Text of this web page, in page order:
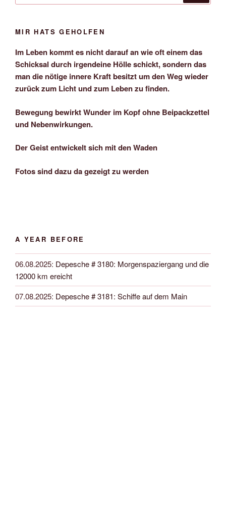
MIR HATS GEHOLFEN
Im Leben kommt es nicht darauf an wie oft einem das
Schicksal durch irgendeine Hölle schickt, sondern das
man die nötige innere Kraft besitzt um den Weg wieder
zurück zum Licht und zum Leben zu finden.
Bewegung bewirkt Wunder im Kopf ohne Beipackzettel
und Nebenwirkungen.
Der Geist entwickelt sich mit den Waden
Fotos sind dazu da gezeigt zu werden
A YEAR BEFORE
06.08.2025: Depesche # 3180: Morgenspaziergang und die
12000 km ereicht
07.08.2025: Depesche # 3181: Schiffe auf dem Main